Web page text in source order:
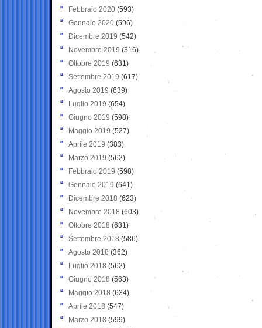
Febbraio 2020 (593)
Gennaio 2020 (596)
Dicembre 2019 (542)
Novembre 2019 (316)
Ottobre 2019 (631)
Settembre 2019 (617)
Agosto 2019 (639)
Luglio 2019 (654)
Giugno 2019 (598)
Maggio 2019 (527)
Aprile 2019 (383)
Marzo 2019 (562)
Febbraio 2019 (598)
Gennaio 2019 (641)
Dicembre 2018 (623)
Novembre 2018 (603)
Ottobre 2018 (631)
Settembre 2018 (586)
Agosto 2018 (362)
Luglio 2018 (562)
Giugno 2018 (563)
Maggio 2018 (634)
Aprile 2018 (547)
Marzo 2018 (599)